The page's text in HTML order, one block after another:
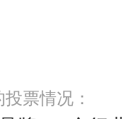
票情况：